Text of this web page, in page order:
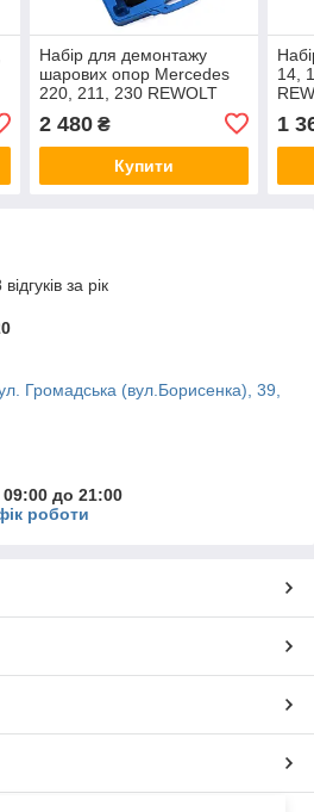
Набір для демонтажу
шарових опор Mercedes
220, 211, 230 REWOLT
2 480₴
Купити
14,
1
за рік
Громадська (вул.Борисенка), 39,
до 21:00
роботи